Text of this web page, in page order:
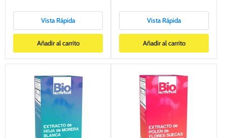
Vista Rápida
Añadir al carrito
Vista Rápida
Añadir al carrito